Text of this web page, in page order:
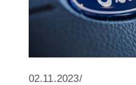
02.11.2023/